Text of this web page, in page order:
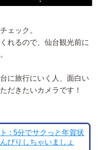
ェック。
れるので、仙台観光前に
に旅行にいく人、面白い
だきたいカメラです！
: 5分でサクっと年賀状
びりしちゃいましょ